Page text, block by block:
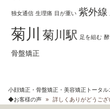
独女通信 生理痛 目が重い 紫外線
菊川 菊川駅 足を組む
骨盤矯正
小顔矯正・骨盤矯正・美容矯正トータ
◆お客様の声
» 詳しくありがどうござ